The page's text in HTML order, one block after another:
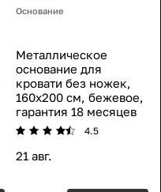
Основание
Металлическое
основание для
кровати без ножек,
160х200 см, бежевое,
гарантия 18 месяцев
4.5
21 авг.